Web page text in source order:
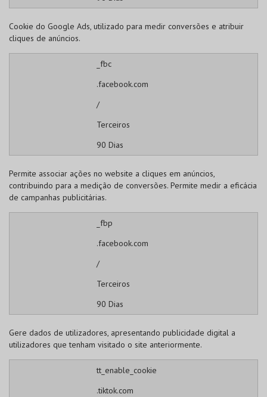
Cookie do Google Ads, utilizado para medir conversões e atribuir
cliques de anúncios.
_fbc
.facebook.com
/
Terceiros
90 Dias
Permite associar ações no website a cliques em anúncios,
contribuindo para a medição de conversões. Permite medir a eficácia
de campanhas publicitárias.
_fbp
.facebook.com
/
Terceiros
90 Dias
Gere dados de utilizadores, apresentando publicidade digital a
utilizadores que tenham visitado o site anteriormente.
tt_enable_cookie
.tiktok.com